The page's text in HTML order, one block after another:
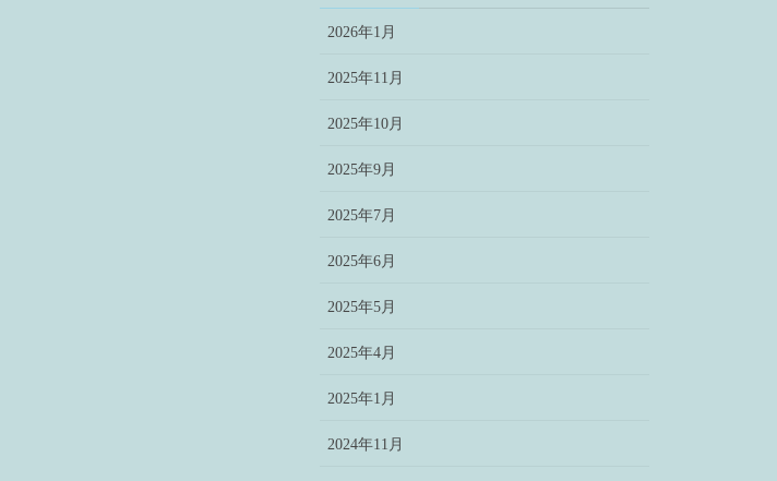
2026年1月
2025年11月
2025年10月
2025年9月
2025年7月
2025年6月
2025年5月
2025年4月
2025年1月
2024年11月